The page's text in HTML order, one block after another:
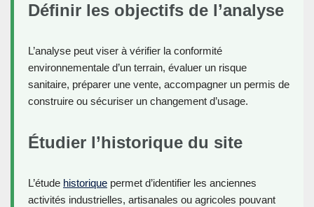
Définir les objectifs de l’analyse
L’analyse peut viser à vérifier la conformité
environnementale d’un terrain, évaluer un risque
sanitaire, préparer une vente, accompagner un permis de
construire ou sécuriser un changement d’usage.
Étudier l’historique du site
L’étude historique permet d’identifier les anciennes
activités industrielles, artisanales ou agricoles pouvant